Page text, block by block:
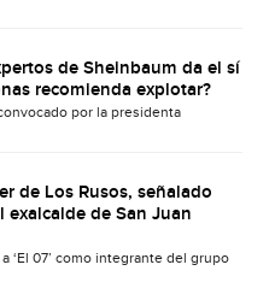
de Sheinbaum da el sí
recomienda explotar?
por la presidenta
de Los Rusos, señalado
de San Juan
‘El 07’ como integrante del grupo